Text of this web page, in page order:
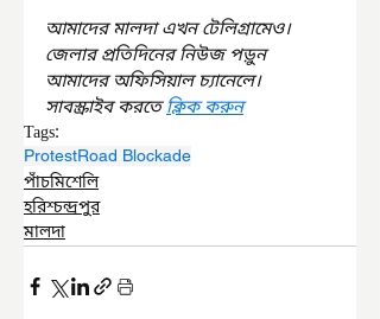
আমাদের মালদা এখন টেলিগ্রামেও।
জেলার প্রতিদিনের নিউজ পড়ুন
আমাদের অফিসিয়াল চ্যানেলে।
সাবস্ক্রাইব করতে ক্লিক করুন
Tags:
ProtestRoad Blockade
পাঁচমিশেলি
হরিশ্চন্দ্রপুর
মালদা